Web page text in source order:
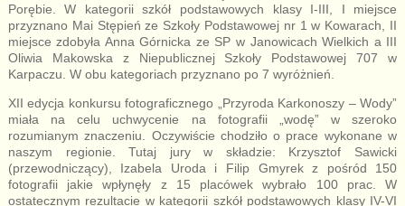
Porębie. W kategorii szkół podstawowych klasy I-III, I miejsce
przyznano Mai Stępień ze Szkoły Podstawowej nr 1 w Kowarach, II
miejsce zdobyła Anna Górnicka ze SP w Janowicach Wielkich a III
Oliwia Makowska z Niepublicznej Szkoły Podstawowej 707 w
Karpaczu. W obu kategoriach przyznano po 7 wyróżnień.
XII edycja konkursu fotograficznego „Przyroda Karkonoszy – Wody”
miała na celu uchwycenie na fotografii „wodę” w szeroko
rozumianym znaczeniu. Oczywiście chodziło o prace wykonane w
naszym regionie. Tutaj jury w składzie: Krzysztof Sawicki
(przewodniczący), Izabela Uroda i Filip Gmyrek z pośród 150
fotografii jakie wpłynęły z 15 placówek wybrało 100 prac. W
ostatecznym rezultacie w kategorii szkół podstawowych klasy IV-VI